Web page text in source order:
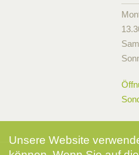
Unsere Website